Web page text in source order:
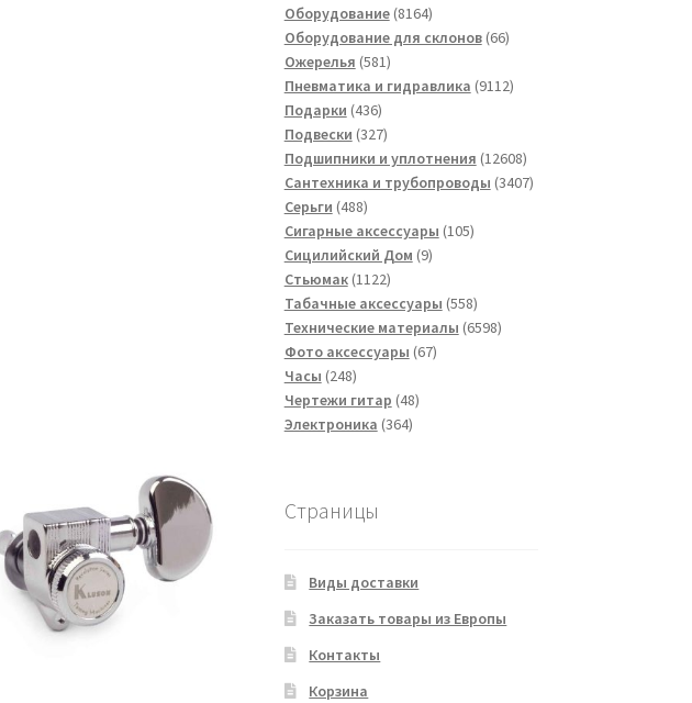
Оборудование 81648164
товара
Оборудование для склонов 6666
Ожерелья 581581
товар
Пневматика и гидравлика 91129112
Подарки 436436
товаров
Подвески 327327
товаров
Подшипники и уплотнения 1260812608
товаров
Сантехника и трубопроводы 34073407
Серьги 488488
товаров
Сигарные аксессуары 105105
Сицилийский Дом 99
Стьюмак 11221122
товара
Табачные аксессуары 558558
товаров
Технические материалы 65986598
Фото аксессуары 6767
Часы 248248
товаров
Чертежи гитар 4848
Электроника 364364
Страницы
Виды доставки
Заказать товары из Европы
Контакты
Корзина